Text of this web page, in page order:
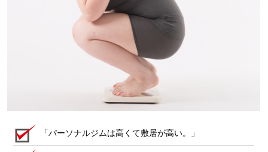
「パーソナルジムは高くて敷居が高い。」